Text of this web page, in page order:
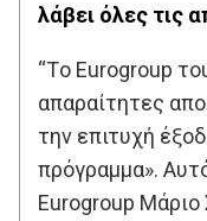
λάβει όλες τις
“Τo Εurogroup
απαραίτητες
την επιτυχή
πρόγραμμα».
Eurogroup Μάριο